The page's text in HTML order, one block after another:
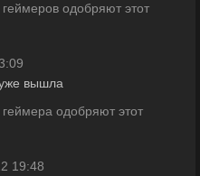
геймеров одобряют этот
вышла
геймера одобряют этот
19:48